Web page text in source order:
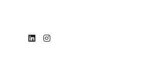
content